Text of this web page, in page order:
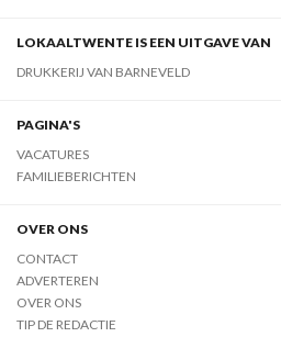
LOKAALTWENTE IS EEN UITGAVE VAN
DRUKKERIJ VAN BARNEVELD
PAGINA'S
VACATURES
FAMILIEBERICHTEN
OVER ONS
CONTACT
ADVERTEREN
OVER ONS
TIP DE REDACTIE